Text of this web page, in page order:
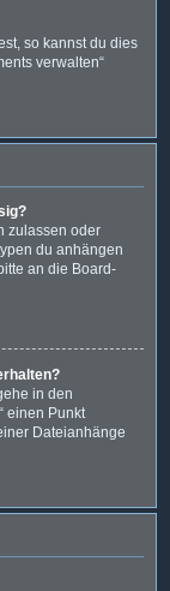
so kannst du dies
verwalten“
zulassen oder
du anhängen
an die Board-
in den
einen Punkt
Dateianhänge